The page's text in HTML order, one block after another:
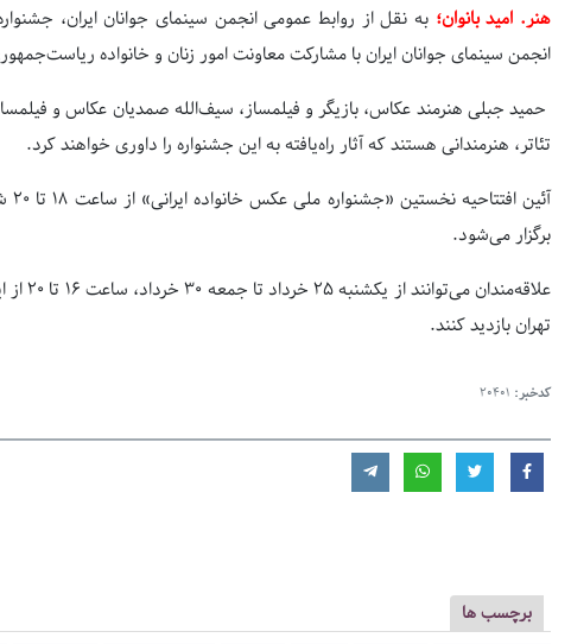
هنر. امید بانوان؛ به نقل از روابط عمومی انجمن سینمای جوانان ایران،
انجمن سینمای جوانان ایران با مشارکت معاونت امور زنان و خانواده
حمید جبلی هنرمند عکاس، بازیگر و فیلمساز، سیف‌الله صمدیان عکاس و
تئاتر، هنرمندانی هستند که آثار راه‌یافته به این جشنواره را داوری خواهند کرد.
برگزار می‌شود.
تهران بازدید کنند.
کدخبر: 20401
برچسب ها